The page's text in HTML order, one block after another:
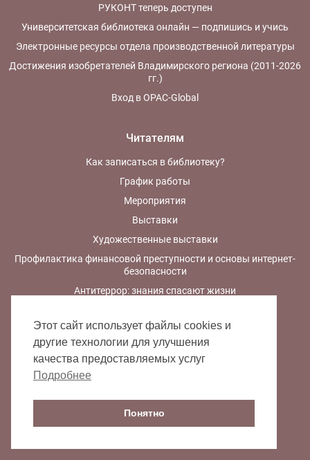
РУКОНТ теперь доступен
Университетская библиотека онлайн — подпишись и учись
Электронные ресурсы отдела производственной литературы
Достижения изобретателей Владимирского региона (2011-2026
гг.)
Вход в OPAC-Global
Читателям
Как записаться в библиотеку?
График работы
Мероприятия
Выставки
Художественные выставки
Профилактика финансовой преступности и основы интернет-
безопасности
Антитеррор: знания спасают жизни
Подписывайтесь:
Этот сайт использует файлы cookies и
другие технологии для улучшения
качества предоставляемых услуг
Подробнее
Понятно